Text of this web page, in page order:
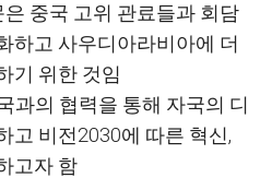
중국 고위 관료들과 회담
하고 사우디아라비아에 더
기 위한 것임
과의 협력을 통해 자국의 디
고 비전2030에 따른 혁신,
고자 함